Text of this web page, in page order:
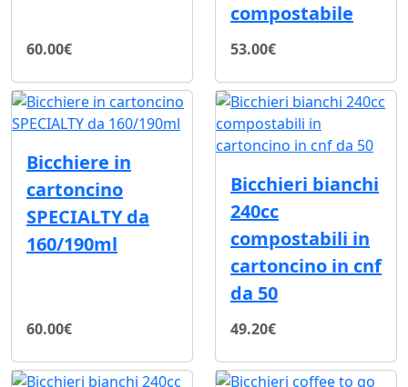
60.00€
compostabile
53.00€
Bicchiere in
cartoncino
SPECIALTY da
160/190ml
60.00€
Bicchieri bianchi
240cc
compostabili in
cartoncino in cnf
da 50
49.20€